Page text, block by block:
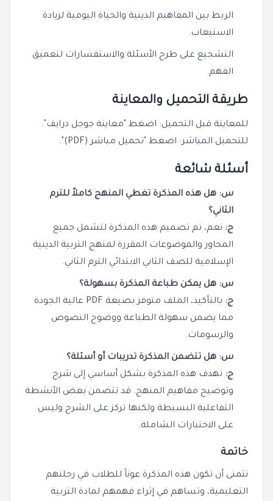
الربط بين المفاهيم الدينية والحياة اليومية لزيادة
الاستيعاب.
التشجيع على طرح الأسئلة والاستفسارات لتعميق
الفهم.
طريقة التحميل والمعاينة
للمعاينة قبل التحميل: اضغط "معاينة جوجل درايف".
للتحميل المباشر: اضغط "تحميل مباشر (PDF)".
أسئلة شائعة
س: هل هذه المذكرة تغطي المنهج كاملاً للترم
الثاني؟
ج: نعم، تم تصميم هذه المذكرة لتشمل جميع
المحاور والموضوعات المقررة لمنهج التربية الدينية
الإسلامية للصف الثاني الابتدائي الترم الثاني.
س: هل يمكن طباعة المذكرة بسهولة؟
ج:
بالتأكيد، الملف متوفر بصيغة PDF عالية الجودة
مما يضمن سهولة الطباعة ووضوح النصوص
والرسومات.
س: هل تتضمن المذكرة تدريبات أو أسئلة؟
ج: تهدف هذه المذكرة بشكل أساسي إلى شرح
وتوضيح مفاهيم المنهج. قد تتضمن بعض الأنشطة
التفاعلية البسيطة ولكنها تركز على الشرح وليس
على الاختبارات الشاملة.
خاتمة
نتمنى أن تكون هذه المذكرة عوناً للطلاب في رحلتهم
التعليمية، وتساهم في إثراء فهمهم لمادة التربية